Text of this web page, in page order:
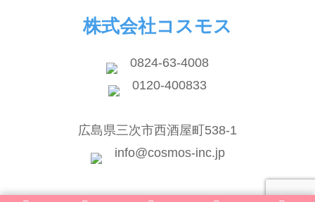
株式会社コスモス
0824-63-4008
0120-400833
広島県三次市西酒屋町538-1
info@cosmos-inc.jp